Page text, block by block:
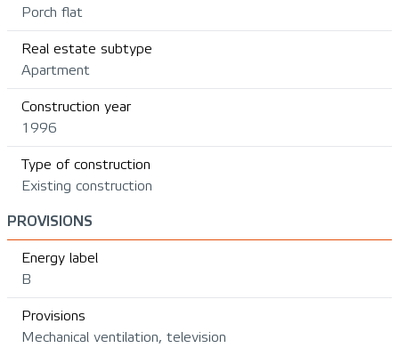
Porch flat
Real estate subtype
Apartment
Construction year
1996
Type of construction
Existing construction
PROVISIONS
Energy label
B
Provisions
Mechanical ventilation, television